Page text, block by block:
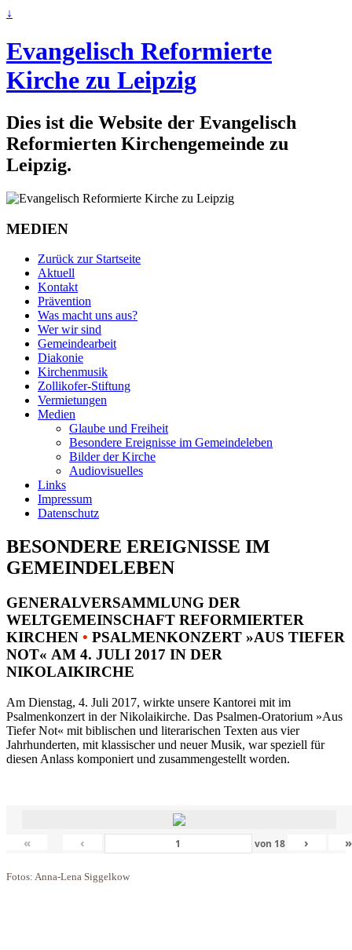
↓
Evangelisch Reformierte
Kirche zu Leipzig
Dies ist die Website der Evangelisch
Reformierten Kirchengemeinde zu
Leipzig.
MEDIEN
Zurück zur Startseite
Aktuell
Kontakt
Prävention
Was macht uns aus?
Wer wir sind
Gemeindearbeit
Diakonie
Kirchenmusik
Zollikofer-Stiftung
Vermietungen
Medien
Glaube und Freiheit
Besondere Ereignisse im Gemeindeleben
Bilder der Kirche
Audiovisuelles
Links
Impressum
Datenschutz
BESONDERE EREIGNISSE IM
GEMEINDELEBEN
GENERALVERSAMMLUNG DER
WELTGEMEINSCHAFT REFORMIERTER
KIRCHEN • PSALMENKONZERT »AUS TIEFER
NOT« AM 4. JULI 2017 IN DER
NIKOLAIKIRCHE
Am Dienstag, 4. Juli 2017, wirkte unsere Kantorei mit im
Psalmenkonzert in der Nikolaikirche. Das Psalmen-Oratorium »Aus
Tiefer Not« mit biblischen und literarischen Texten aus vier
Jahrhunderten, mit klassischer und neuer Musik, war speziell für
diesen Anlass komponiert und zusammengestellt worden.
« ‹ von 18 › »
Fotos: Anna-Lena Siggelkow